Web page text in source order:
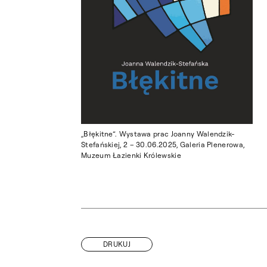
„Błękitne”. Wystawa prac Joanny Walendzik-
Stefańskiej, 2 – 30.06.2025, Galeria Plenerowa,
Muzeum Łazienki Królewskie
DRUKUJ